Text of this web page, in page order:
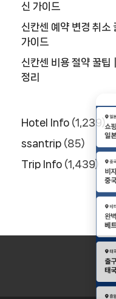
신 가이드
신칸센 예약 변경 취
가이드
신칸센 비용 절약 꿀
정리
Hotel Info (1,239)
ssantrip (85)
Trip Info (1,439)